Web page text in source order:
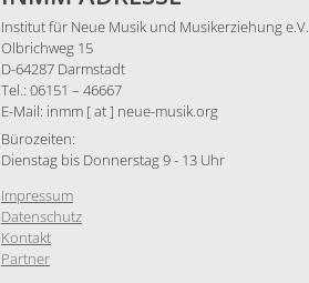
Institut für Neue Musik und Musikerziehung e.V.
Olbrichweg 15
D-64287 Darmstadt
Tel.: 06151 – 46667
E-Mail: inmm [ at ] neue-musik.org
Bürozeiten:
Dienstag bis Donnerstag 9 - 13 Uhr
Impressum
Datenschutz
Kontakt
Partner